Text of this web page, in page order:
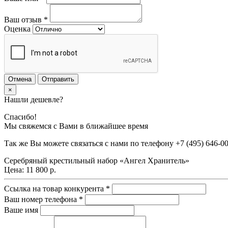
Ваш отзыв *
Оценка
Отмена
Отправить
×
Нашли дешевле?
Спасибо!
Мы свяжемся с Вами в ближайшее время
Так же Вы можете связаться с нами по телефону +7 (495) 646-
Серебряный крестильный набор «Ангел Хранитель»
Цена: 11 800 р.
Ссылка на товар конкурента *
Ваш номер телефона *
Ваше имя